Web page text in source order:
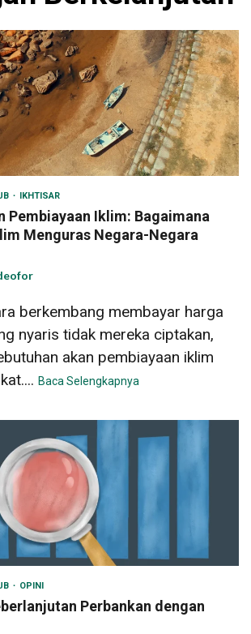
IKHTISAR
Pembiayaan Iklim: Bagaimana
Menguras Negara-Negara
berkembang membayar harga
nyaris tidak mereka ciptakan,
akan pembiayaan iklim
Baca Selengkapnya
OPINI
Perbankan dengan